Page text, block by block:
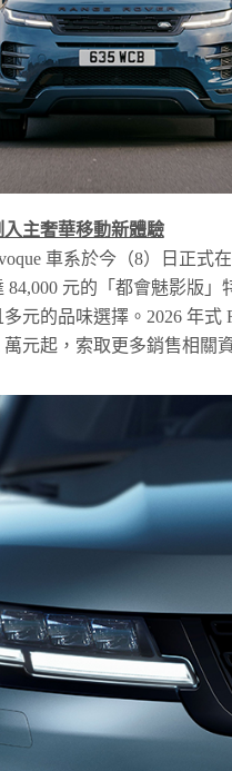
主奢華移動新體驗
車系於今（8）日正式
元的「都會魅影版
元的品味選擇。2026 年式
元起，索取更多銷售相關